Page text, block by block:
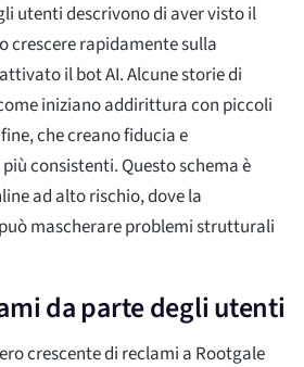
utenti descrivono di aver visto il
crescere rapidamente sulla
il bot AI. Alcune storie di
iniziano addirittura con piccoli
che creano fiducia e
consistenti. Questo schema è
ad alto rischio, dove la
mascherare problemi strutturali
da parte degli utenti
crescente di reclami a Rootgale